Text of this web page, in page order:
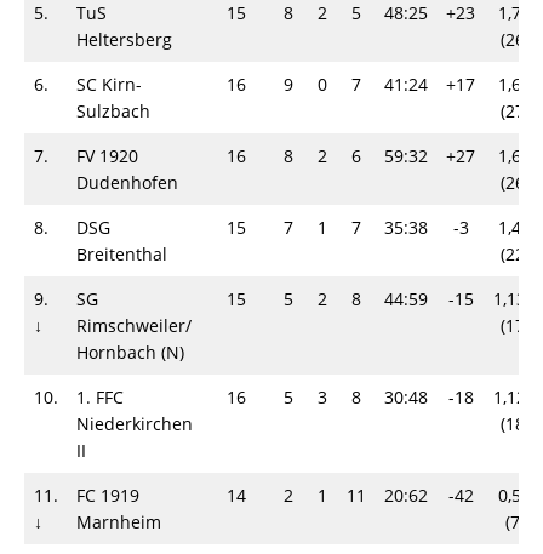
5.
TuS
Heltersberg
15 8 2 5 48:25 +23
1,73
(26)
6.
SC Kirn-
Sulzbach
16 9 0 7 41:24 +17
1,69
(27)
7.
FV 1920
Dudenhofen
16 8 2 6 59:32 +27
1,63
(26)
8.
DSG
Breitenthal
15 7 1 7 35:38 -3
1,47
(22)
9.
↓
SG
Rimschweiler/​
Hornbach (N)
15 5 2 8 44:59 -15
1,133
(17)
10.
1. FFC
Niederkirchen
II
16 5 3 8 30:48 -18
1,125
(18)
11.
↓
FC 1919
Marnheim
14 2 1 11 20:62 -42
0,50
(7)